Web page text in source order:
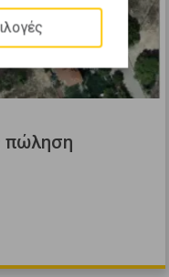
πώληση